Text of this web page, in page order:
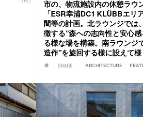
市の、物流施設内の休憩ラウ
「ESR幸浦DC1 KLÜBBエリ
間等の計画。北ラウンジでは
徴する”森への志向性と安心
る様な場を構築。南ラウンジ
造作”を旋回する様に設えて
SHARE ARCHITECTURE